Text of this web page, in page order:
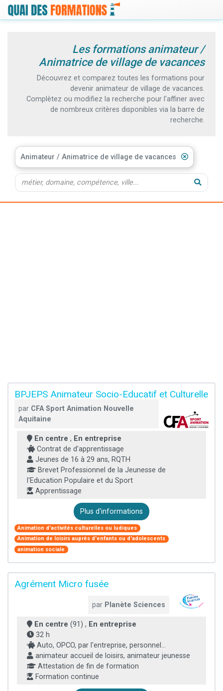
Les formations animateur /
Animatrice de village de vacances
Découvrez et comparez toutes les formations pour
devenir animateur de village de vacances.
Complètez ou modifiez la recherche pour l'affiner avec
de nombreux critères disponibles via la barre de
recherche.
Animateur / Animatrice de village de vacances
BPJEPS Animateur Socio-Educatif et Culturelle
par CFA Sport Animation Nouvelle
Aquitaine
En centre , En entreprise
Contrat de d'apprentissage
Jeunes de 16 à 29 ans, RQTH
Brevet Professionnel de la Jeunesse de
l'Education Populaire et du Sport
Apprentissage
Plus d'informations
Animation d'activités culturelles ou ludiques
Animation de loisirs auprès d'enfants ou d'adolescents
animation sociale
Agrément Micro fusée
par Planète Sciences
En centre (91) , En entreprise
32 h
Auto, OPCO, par l'entreprise, personnel...
animateur accueil de loisirs, animateur jeunesse
Attestation de fin de formation
Formation continue